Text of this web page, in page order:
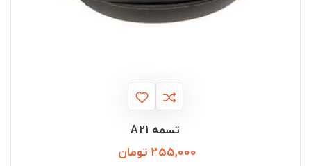
تسمه A21
255,000 تومان